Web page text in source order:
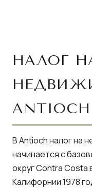
НАЛОГ
ANTIOCH
В Antioch налог на
начинается с
округ Contra Costa
Калифорнии 1978